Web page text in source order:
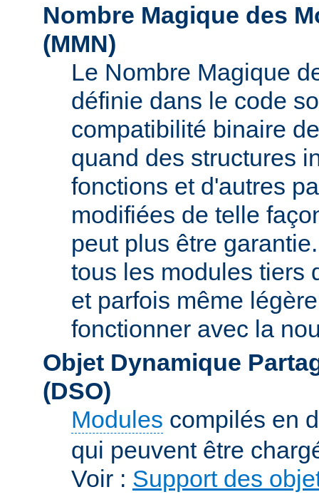
Nombre Magique des
(MMN)
Le Nombre Magique
définie dans le code
compatibilité binaire
quand des structures
fonctions et d'autres
modifiées de telle
peut plus être
tous les modules tiers
et parfois même
fonctionner avec la
Objet Dynamique
(DSO)
Modules compilés en
qui peuvent être
Voir : Support des